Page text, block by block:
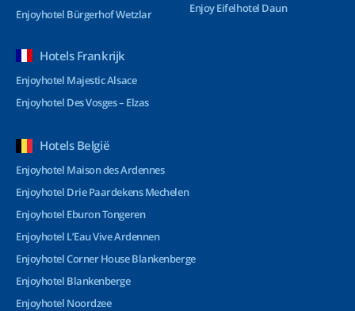
Enjoyhotel Bürgerhof Wetzlar
Enjoy Eifelhotel Daun
Hotels Frankrijk
Enjoyhotel Majestic Alsace
Enjoyhotel Des Vosges – Elzas
Hotels België
Enjoyhotel Maison des Ardennes
Enjoyhotel Drie Paardekens Mechelen
Enjoyhotel Eburon Tongeren
Enjoyhotel L’Eau Vive Ardennen
Enjoyhotel Corner House Blankenberge
Enjoyhotel Blankenberge
Enjoyhotel Noordzee